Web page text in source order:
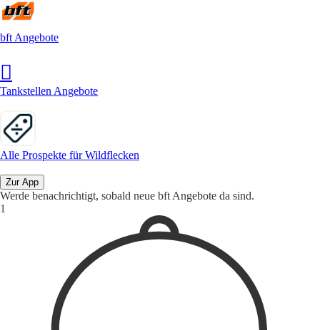
bft Angebote
Tankstellen Angebote
Alle Prospekte für Wildflecken
Zur App
Werde benachrichtigt, sobald neue bft Angebote da sind.